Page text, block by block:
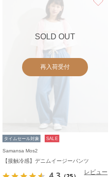
SOLD OUT
再入荷受付
タイムセール対象 SALE
Samansa Mos2
【接触冷感】デニムイージーパンツ
レビュー